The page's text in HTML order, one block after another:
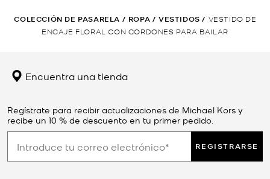
COLECCIÓN DE PASARELA / ROPA / VESTIDOS / VESTIDO DE
ENCAJE FLORAL CON CORDONES PARA BAILAR
Encuentra una tienda
Regístrate para recibir actualizaciones de Michael Kors y
recibe un 10 % de descuento en tu primer pedido.
REGISTRARSE